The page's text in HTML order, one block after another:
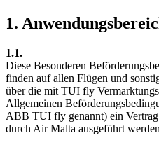
1.
1.1.
Diese Besonderen
finden auf allen Flügen und
über die mit TUI fly
Allgemeinen
ABB TUI fly genannt) ein Vertrag
durch Air Malta ausgeführt